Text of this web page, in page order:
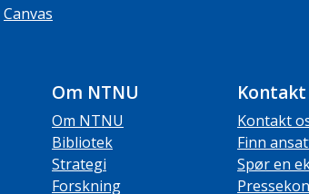
Canvas
Om NTNU
Om NTNU
Bibliotek
Strategi
Forskning
Kontakt
Kontakt
Finn
Spør en